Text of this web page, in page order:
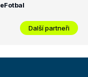
eFotbal
Další partneři